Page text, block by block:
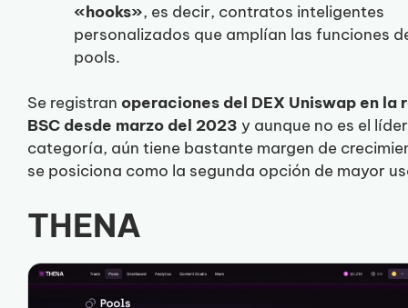
«hooks», es decir, contratos inteligentes
personalizados que amplían las funciones
pools.
Se registran operaciones del DEX Uniswap en la
BSC desde marzo del 2023 y aunque no es el
categoría, aún tiene bastante margen de
se posiciona como la segunda opción de mayor
THENA